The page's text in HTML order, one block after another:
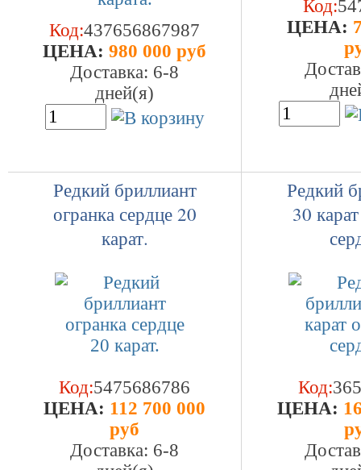
Код:437656867987
ЦEHA: 980 000 руб
Доставка: 6-8
дней(я)
Код:
ЦEHA:
Редкий бриллиант
огранка сердце 20
карат.
Код:5475686786
ЦEHA: 112 700 000
руб
Доставка: 6-8
Редкий
30
Код:
ЦEHA: